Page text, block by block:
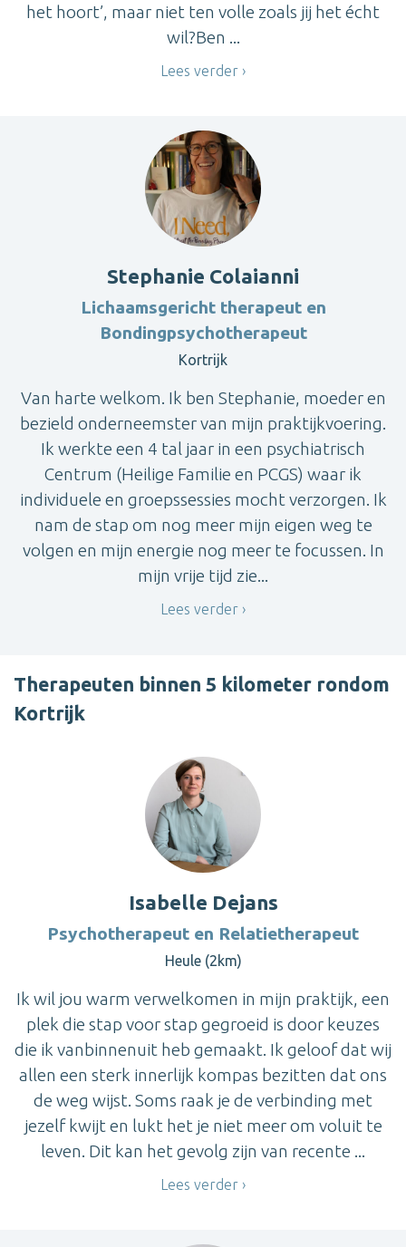
het hoort’, maar niet ten volle zoals jij het écht
wil?Ben ...
Lees verder
Stephanie Colaianni
Lichaamsgericht therapeut en
Bondingpsychotherapeut
Kortrijk
Van harte welkom. Ik ben Stephanie, moeder en
bezield onderneemster van mijn praktijkvoering.
Ik werkte een 4 tal jaar in een psychiatrisch
Centrum (Heilige Familie en PCGS) waar ik
individuele en groepssessies mocht verzorgen. Ik
nam de stap om nog meer mijn eigen weg te
volgen en mijn energie nog meer te focussen. In
mijn vrije tijd zie...
Lees verder
Therapeuten binnen 5 kilometer rondom
Kortrijk
Isabelle Dejans
Psychotherapeut en Relatietherapeut
Heule (2km)
Ik wil jou warm verwelkomen in mijn praktijk, een
plek die stap voor stap gegroeid is door keuzes
die ik vanbinnenuit heb gemaakt. Ik geloof dat wij
allen een sterk innerlijk kompas bezitten dat ons
de weg wijst. Soms raak je de verbinding met
jezelf kwijt en lukt het je niet meer om voluit te
leven. Dit kan het gevolg zijn van recente ...
Lees verder